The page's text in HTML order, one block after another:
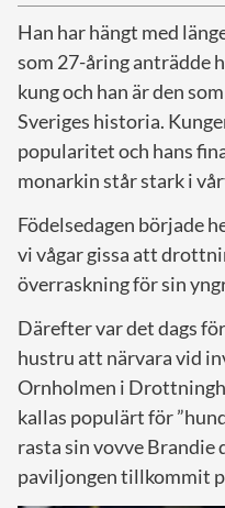
Han har hängt med
som 27-åring anträdde
kung och han är den
Sveriges historia.
popularitet och hans
monarkin står stark i
Födelsedagen började
vi vågar gissa att
överraskning för sin
Därefter var det dags
hustru att närvara vid
Ornholmen i
kallas populärt för
rasta sin vovve Brandie
paviljongen tillkommit